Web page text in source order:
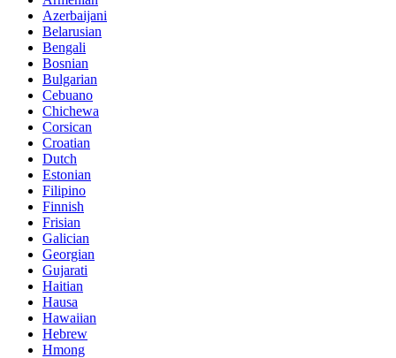
Azerbaijani
Belarusian
Bengali
Bosnian
Bulgarian
Cebuano
Chichewa
Corsican
Croatian
Dutch
Estonian
Filipino
Finnish
Frisian
Galician
Georgian
Gujarati
Haitian
Hausa
Hawaiian
Hebrew
Hmong